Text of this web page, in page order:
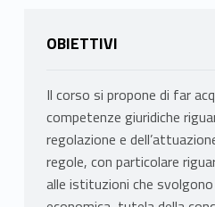
OBIETTIVI
Il corso si propone di far
competenze giuridiche
regolazione e
regole, con particolare
alle istituzioni che